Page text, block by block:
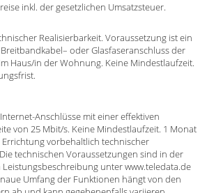
inkl. der gesetzlichen Umsatzsteuer.
Realisierbarkeit. Voraussetzung ist ein
oder Glasfaseranschluss der
Haus/in der Wohnung. Keine Mindestlaufzeit.
Anschlüsse mit einer effektiven
von 25 Mbit/s. Keine Mindestlaufzeit. 1 Monat
vorbehaltlich technischer
technischen Voraussetzungen sind in der
unter www.teledata.de
Umfang der Funktionen hängt von den